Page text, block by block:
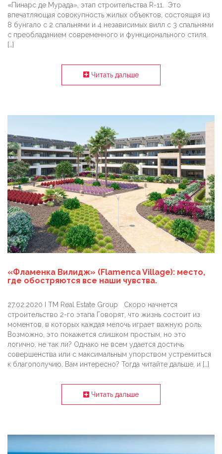
«Пинарс де Мурада», этап строительства R-11. Это
впечатляющая совокупность жилых объектов, состоящая из
8 бунгало с 2 спальнями и 4 независимых вилл с 3 спальнями
с преобладанием современного и функционального стиля.
[…]
Читать дальше
«Фламенка Вилидж» (Flamenca Village): место,
где обостряются все наши чувства.
27.02.2020 I TM Real Estate Group Скоро начнется
строительство 2-го этапа Говорят, что жизнь состоит из
моментов, в которых каждая мелочь играет важную роль.
Возможно, это покажется слишком простым, но это
логично, не так ли? Однако не всем удается достичь
совершенства или с максимальным упорством устремиться
к благополучию. Вам интересно? Тогда читайте дальше, и […]
Читать дальше